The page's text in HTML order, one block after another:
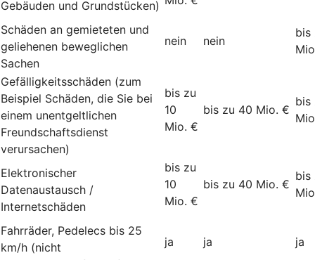
Gebäuden und Grundstücken)
Schäden an gemieteten und
geliehenen beweglichen
Sachen
nein nein
bis
Gefälligkeitsschäden (zum
Beispiel Schäden, die Sie bei
einem unentgeltlichen
Freundschaftsdienst
verursachen)
bis zu
10
Mio. €
bis zu 40 Mio. €
bis
Elektronischer
Datenaustausch /
Internetschäden
bis zu
10
Mio. €
bis zu 40 Mio. €
bis
Fahrräder, Pedelecs bis 25
km/h (nicht
ja ja ja